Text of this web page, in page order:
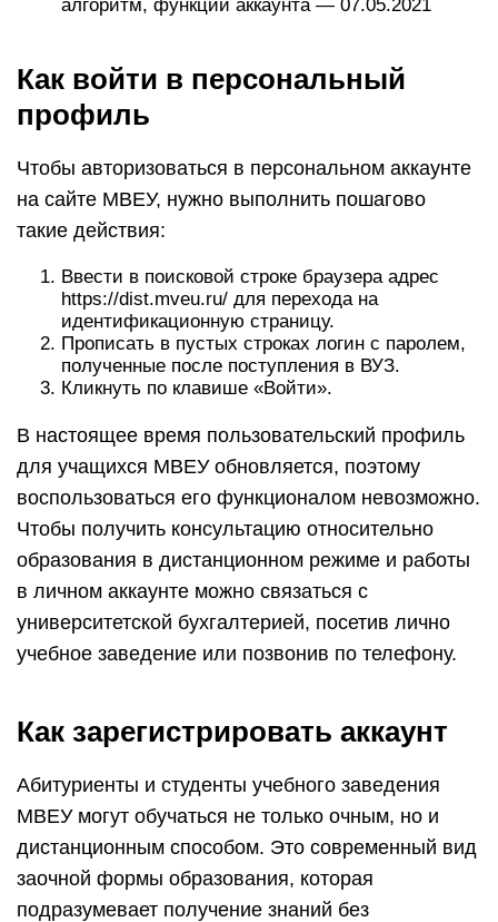
алгоритм, функции аккаунта — 07.05.2021
Как войти в персональный
профиль
Чтобы авторизоваться в персональном аккаунте
на сайте МВЕУ, нужно выполнить пошагово
такие действия:
Ввести в поисковой строке браузера адрес
https://dist.mveu.ru/ для перехода на
идентификационную страницу.
Прописать в пустых строках логин с паролем,
полученные после поступления в ВУЗ.
Кликнуть по клавише «Войти».
В настоящее время пользовательский профиль
для учащихся МВЕУ обновляется, поэтому
воспользоваться его функционалом невозможно.
Чтобы получить консультацию относительно
образования в дистанционном режиме и работы
в личном аккаунте можно связаться с
университетской бухгалтерией, посетив лично
учебное заведение или позвонив по телефону.
Как зарегистрировать аккаунт
Абитуриенты и студенты учебного заведения
МВЕУ могут обучаться не только очным, но и
дистанционным способом. Это современный вид
заочной формы образования, которая
подразумевает получение знаний без